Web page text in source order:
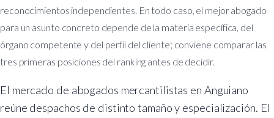
reconocimientos independientes. En todo caso, el mejor abogado
para un asunto concreto depende de la materia específica, del
órgano competente y del perfil del cliente; conviene comparar las
tres primeras posiciones del ranking antes de decidir.
El mercado de abogados mercantilistas en Anguiano
reúne despachos de distinto tamaño y especialización. El